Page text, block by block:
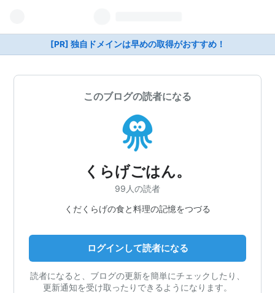
[PR] 独自ドメインは早めの取得がおすすめ！
このブログの読者になる
くらげごはん。
99人の読者
くだくらげの食と料理の記憶をつづる
ログインして読者になる
読者になると、ブログの更新を簡単にチェックしたり、
更新通知を受け取ったりできるようになります。